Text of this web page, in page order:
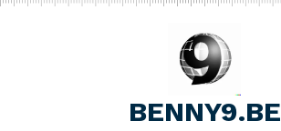
Naar
BENNY9.BE